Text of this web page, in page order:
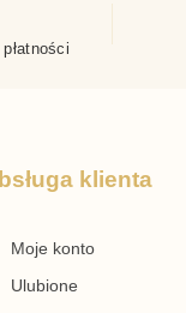
klienta
Moje konto
Ulubione